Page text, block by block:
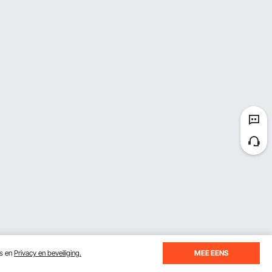
en Privacy en beveiliging. MEE EENS